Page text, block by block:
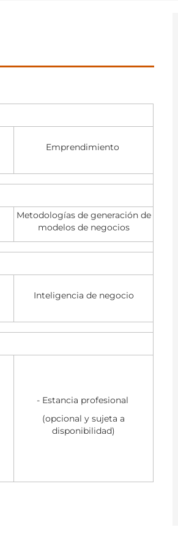
Emprendimiento
Metodologías de generación de
modelos de negocios
Inteligencia de negocio
- Estancia profesional
(opcional y sujeta a
disponibilidad)